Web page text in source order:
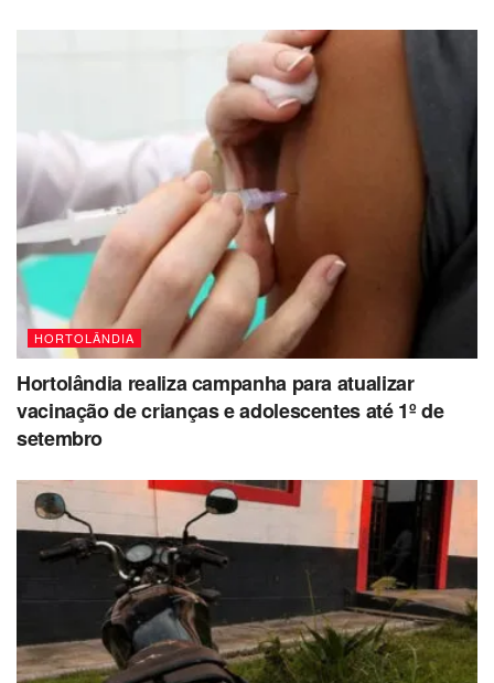
HORTOLÂNDIA
Hortolândia realiza campanha para atualizar
vacinação de crianças e adolescentes até 1º de
setembro